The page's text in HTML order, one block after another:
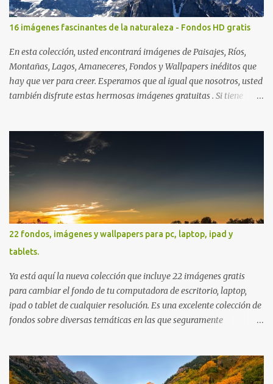
16 imágenes fascinantes de la naturaleza - Fondos HD gratis
En esta colección, usted encontrará imágenes de Paisajes, Ríos,
Montañas, Lagos, Amaneceres, Fondos y Wallpapers inéditos que
hay que ver para creer. Esperamos que al igual que nosotros, usted
también disfrute estas hermosas imágenes gratuitas . Si tiene
de nuestra web, es; www.bancodeimagenesgratis.com Reciban mi
agradecimiento a través de la distancia. -José Luis
22 fondos, imágenes y wallpapers para pc, laptop, ipad y
tablets.
Ya está aquí la nueva colección que incluye 22 imágenes gratis
para cambiar el fondo de tu computadora de escritorio, laptop,
ipad o tablet de cualquier resolución. Es una excelente colección de
fondos sobre diversas temáticas en las que seguramente
olviden utilizar los botones que aparecen sobre cada imagen para
compartir estos fondos en las redes sociales con todos sus amigos.